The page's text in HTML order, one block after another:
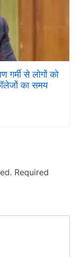
गर्मी से लोगों को
का समय
Required